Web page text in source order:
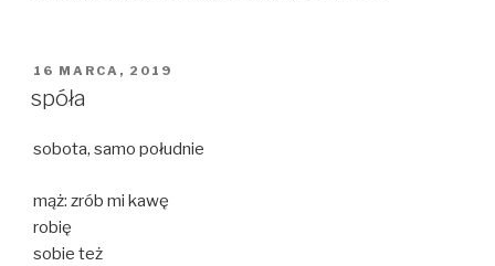
OPUBLIKOWANE
16 MARCA, 2019
spóła
sobota, samo południe
mąż: zrób mi kawę
robię
sobie też